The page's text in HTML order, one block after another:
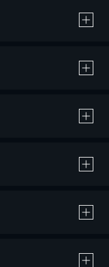
る作品の購入 / レンタルです。
、20％のポイント還元です。